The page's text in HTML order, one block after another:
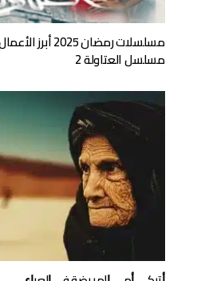
مسلسلات رمضان
مسلسل العتاولة 2